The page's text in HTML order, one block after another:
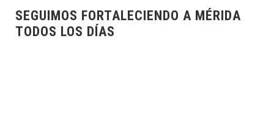
A MÉRIDA
ESCUCHAR A LAS Y LOS
LA MEJOR FORMA DE